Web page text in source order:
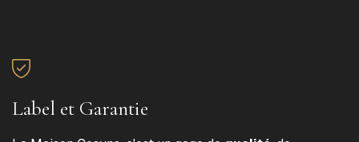
Label et Garantie